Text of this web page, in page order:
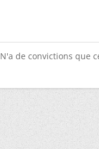
N'a de convictions que